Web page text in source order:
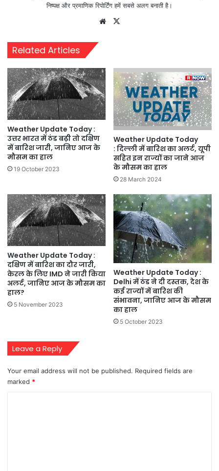
निष्पक्ष और प्रमाणिक रिपोर्टिंग हमें सबसे अलग बनाती है।
Website
Related Articles
Weather Update Today :
उत्तर भारत में ठंड बढ़ी तो दक्षिण
में बारिश जारी, जानिए आज के
मौसम का हाल
19 October 2023
Weather Update Today
: दिल्ली में बारिश का अलर्ट, यूपी
सहित इन राज्यों का जाने आज
के मौसम का हाल
28 March 2024
Weather Update Today :
दक्षिण में बारिश का दौर जारी,
केरल के लिए IMD ने जारी किया
अलर्ट, जानिए आज के मौसम का
हाल?
5 November 2023
Weather Update Today :
Delhi में ठंड ने दी दस्तक, देश के
कई राज्यों में बारिश की
संभावना, जानिए आज के मौसम
का हाल
5 October 2023
Leave a Reply
Your email address will not be published. Required fields are
marked *